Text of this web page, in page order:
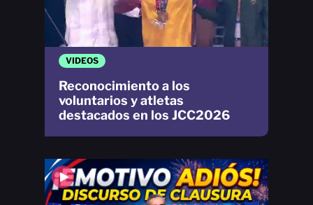
VIDEOS
Reconocimiento a los
voluntarios y atletas
destacados en los JCC2026